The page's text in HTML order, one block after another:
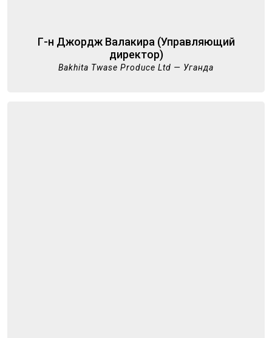
Г-н Джордж Валакира (Управляющий
директор)
Bakhita Twase Produce Ltd — Уганда